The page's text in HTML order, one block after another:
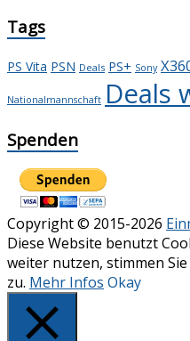
Tags
PS Vita PSN Deals PS+ Sony
Nationalmannschaft Deals
Spenden
Copyright © 2015-2026
Diese Website benutzt
weiter nutzen, stimmen
zu. Mehr Infos Okay